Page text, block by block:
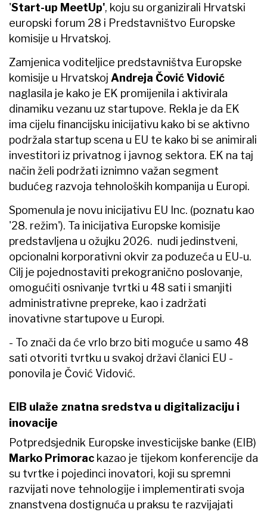
'Start-up MeetUp', koju su organizirali Hrvatski
europski forum 28 i Predstavništvo Europske
komisije u Hrvatskoj.
Zamjenica voditeljice predstavništva Europske
komisije u Hrvatskoj Andreja Čović Vidović
naglasila je kako je EK promijenila i aktivirala
dinamiku vezanu uz startupove. Rekla je da EK
ima cijelu financijsku inicijativu kako bi se aktivno
podržala startup scena u EU te kako bi se animirali
investitori iz privatnog i javnog sektora. EK na taj
način želi podržati iznimno važan segment
budućeg razvoja tehnoloških kompanija u Europi.
Spomenula je novu inicijativu EU Inc. (poznatu kao
'28. režim'). Ta inicijativa Europske komisije
predstavljena u ožujku 2026. nudi jedinstveni,
opcionalni korporativni okvir za poduzeća u EU-u.
Cilj je pojednostaviti prekogranično poslovanje,
omogućiti osnivanje tvrtki u 48 sati i smanjiti
administrativne prepreke, kao i zadržati
inovativne startupove u Europi.
- To znači da će vrlo brzo biti moguće u samo 48
sati otvoriti tvrtku u svakoj državi članici EU -
ponovila je Čović Vidović.
EIB ulaže znatna sredstva u digitalizaciju i
inovacije
Potpredsjednik Europske investicijske banke (EIB)
Marko Primorac kazao je tijekom konferencije da
su tvrtke i pojedinci inovatori, koji su spremni
razvijati nove tehnologije i implementirati svoja
znanstvena dostignuća u praksu te razvijajati